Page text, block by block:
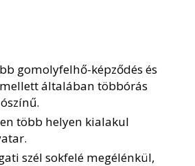
gomolyfelhő-képződés és
általában többórás
több helyen kialakul
szél sokfelé megélénkül,